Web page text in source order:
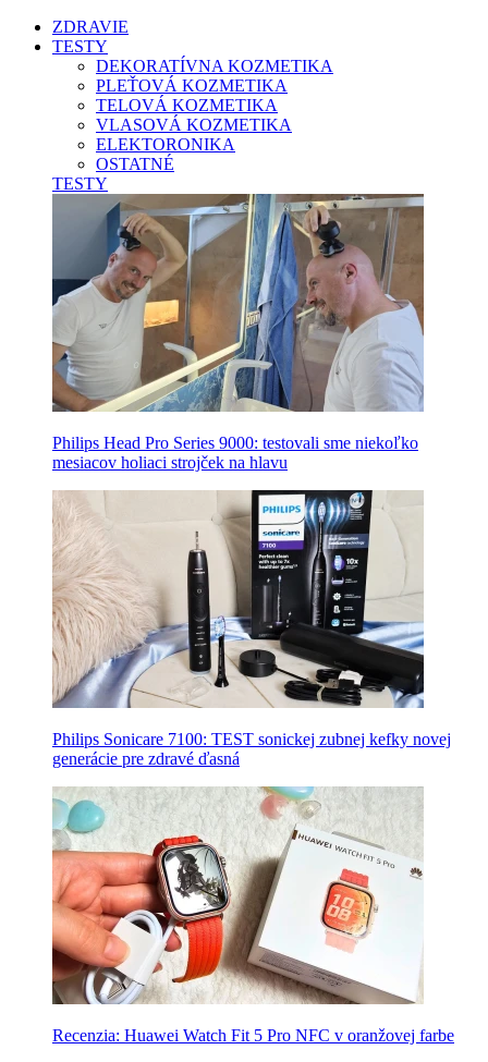
ZDRAVIE
TESTY
DEKORATÍVNA KOZMETIKA
PLEŤOVÁ KOZMETIKA
TELOVÁ KOZMETIKA
VLASOVÁ KOZMETIKA
ELEKTORONIKA
OSTATNÉ
TESTY
Philips Head Pro Series 9000: testovali sme niekoľko
mesiacov holiaci strojček na hlavu
Philips Sonicare 7100: TEST sonickej zubnej kefky novej
generácie pre zdravé ďasná
Recenzia: Huawei Watch Fit 5 Pro NFC v oranžovej farbe